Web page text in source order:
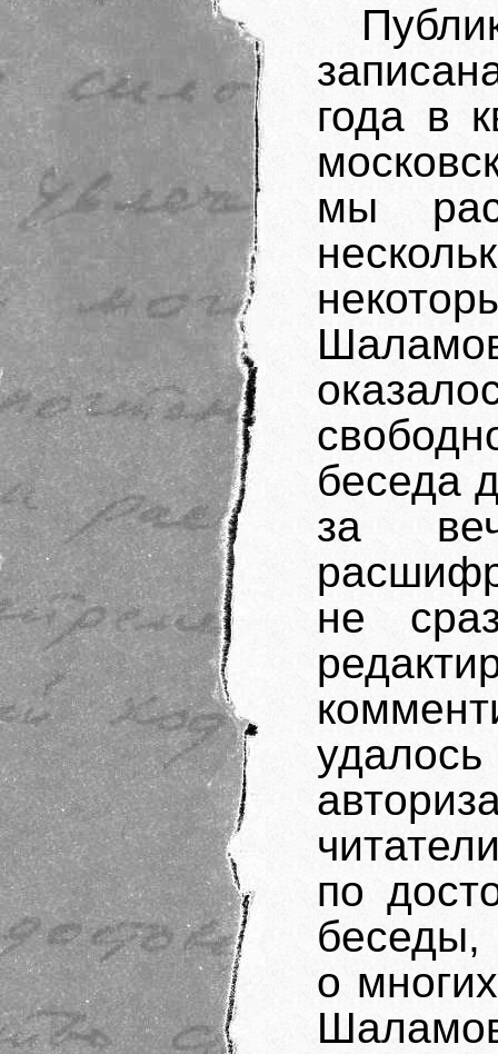
года в
мы
беседа
за
не
по
беседы,
о